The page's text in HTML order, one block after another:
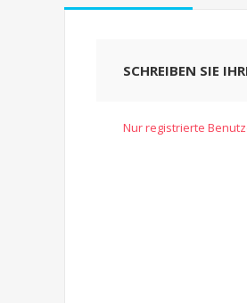
SCHREIBEN SIE
Nur registrierte